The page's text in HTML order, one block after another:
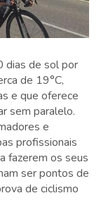
dias de sol por
de 19°C,
e que oferece
sem paralelo.
e
profissionais
fazerem os seus
ser pontos de
de ciclismo